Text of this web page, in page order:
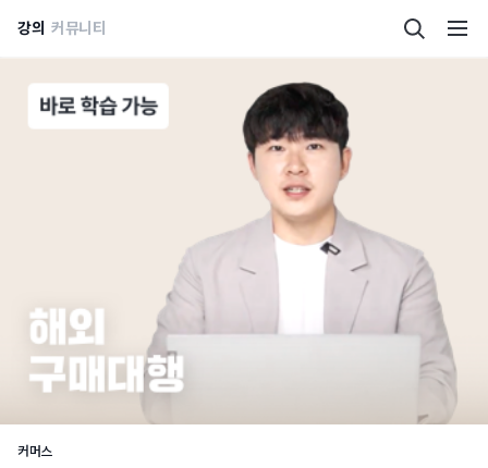
강의 커뮤니티
커머스